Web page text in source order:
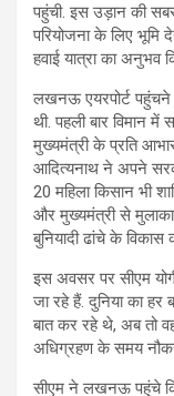
पहुंची. इस उड़ान की
परियोजना के लिए भूमि
हवाई यात्रा का अनुभव
लखनऊ एयरपोर्ट
थी. पहली बार विमान
मुख्यमंत्री के प्रति
आदित्यनाथ ने अपने
20 महिला किसान भी
और मुख्यमंत्री से
बुनियादी ढांचे के
इस अवसर पर सीएम
जा रहे हैं. दुनिया का हर
बात कर रहे थे, अब तो
अधिग्रहण के समय
सीएम ने लखनऊ पहुंचे